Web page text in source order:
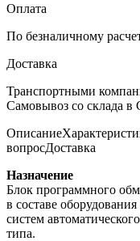
Оплата
По безналичному
Доставка
Транспортными
Самовывоз со склада в
Описание
вопросДоставка
Назначение
Блок программного
в составе
систем
типа.